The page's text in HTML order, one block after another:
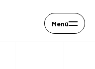
Menü